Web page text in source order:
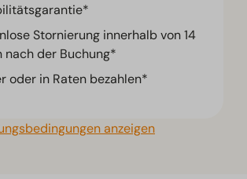
Stornierung innerhalb von 14
nach der Buchung*
oder in Raten bezahlen*
anzeigen